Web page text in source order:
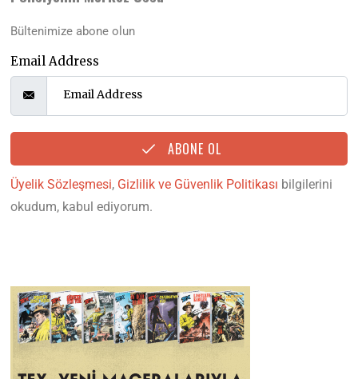
Bültenimize abone olun
Email Address
ABONE OL
Üyelik Sözleşmesi, Gizlilik ve Güvenlik Politikası bilgilerini
okudum, kabul ediyorum.